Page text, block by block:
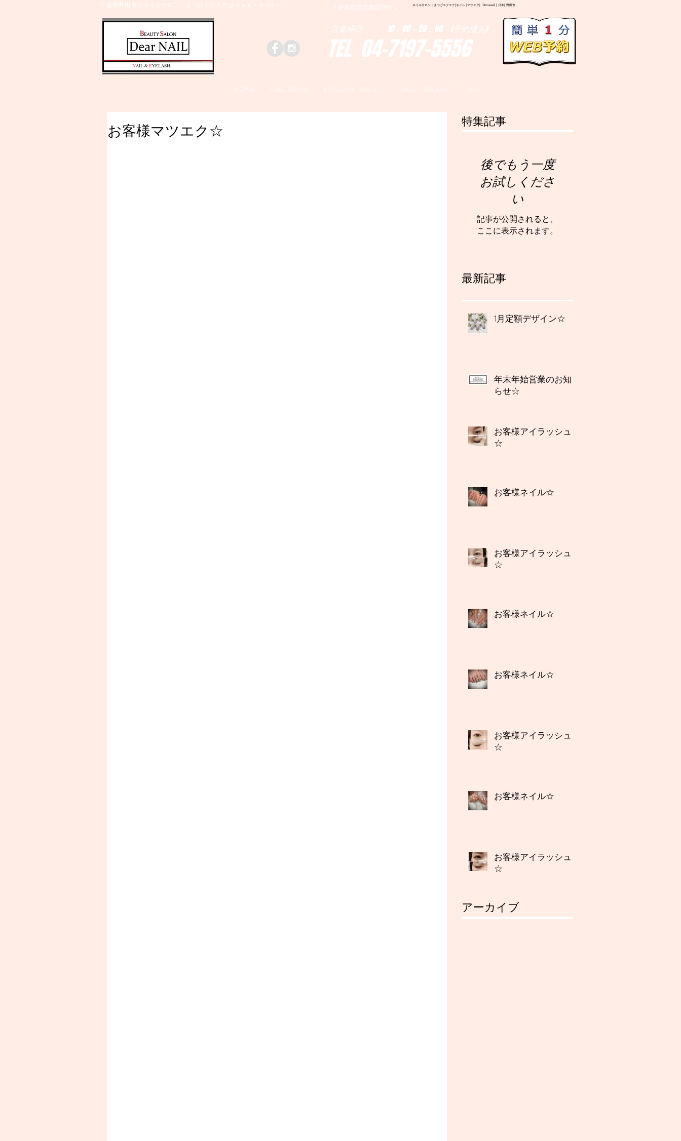
千葉県野田市のネイルサロン、まつげエクステはＤｅａｒＮAILへ ネイルサロン | まつげエクステ|ネイル |マツエク| Deranail | 日本| 野田市
千葉県野田市野田790-1
​NAIL & EYELASH
TEL 04-7197-5556
営業時間 10：00～20：00 (予約優先)
お客様マツエク☆
特集記事
後でもう一度
お試しくださ
い
記事が公開されると、
ここに表示されます。
最新記事
1月定額デザイン☆
年末年始営業のお知
らせ☆
お客様アイラッシュ
☆
お客様ネイル☆
お客様アイラッシュ
☆
お客様ネイル☆
お客様ネイル☆
お客様アイラッシュ
☆
お客様ネイル☆
お客様アイラッシュ
☆
アーカイブ